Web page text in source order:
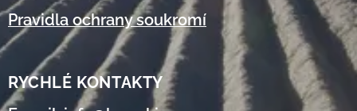
Pravidla ochrany soukromí
RYCHLÉ KONTAKTY